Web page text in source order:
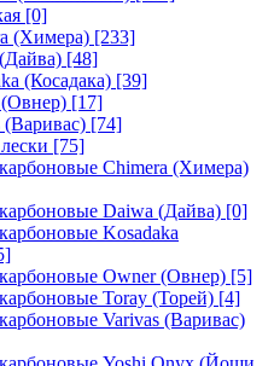
[0]
(Химера) [233]
[48]
(Косадака) [39]
[17]
(Варивас) [74]
[75]
Chimera (Химера)
Daiwa (Дайва) [0]
Kosadaka
Owner (Овнер) [5]
Toray (Торей) [4]
Varivas (Варивас)